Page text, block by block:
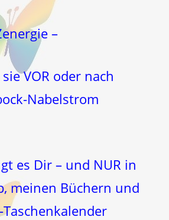
–
sie VOR oder nach
Nabelstrom
es Dir – und NUR in
meinen Büchern und